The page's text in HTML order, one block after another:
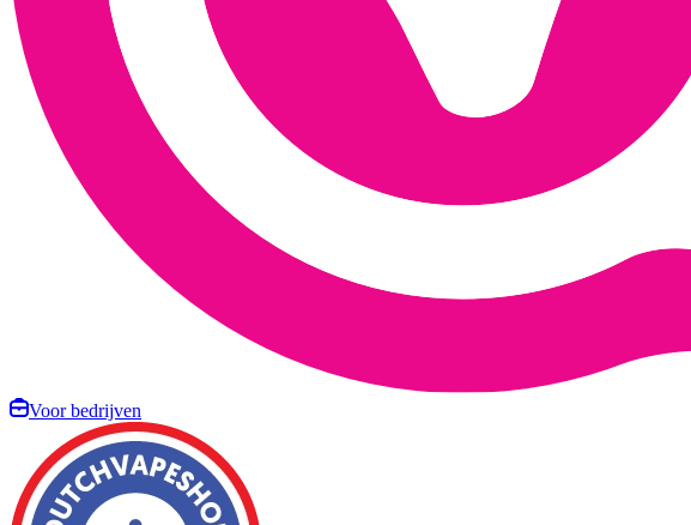
Voor bedrijven